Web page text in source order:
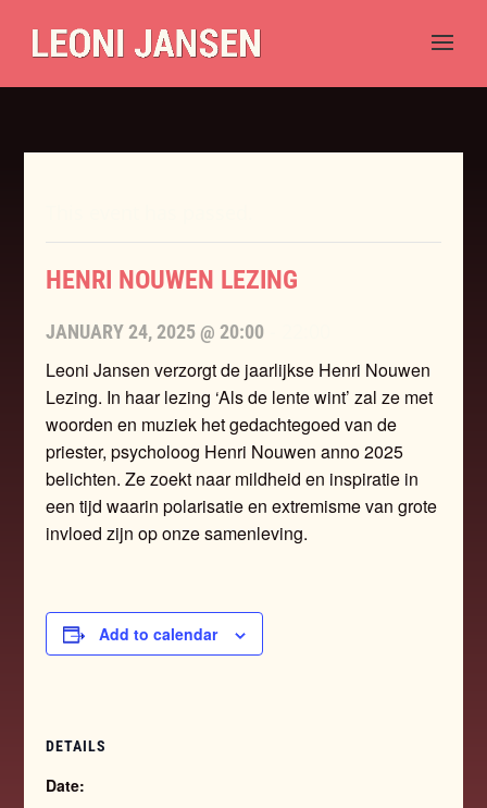
HENRI NOUWEN LEZING
JANUARY 24, 2025 @ 20:00
Leoni Jansen verzorgt de jaarlijkse Henri Nouwen
Lezing. In haar lezing ‘Als de lente wint’ zal ze met
woorden en muziek het gedachtegoed van de
priester, psycholoog Henri Nouwen anno 2025
belichten. Ze zoekt naar mildheid en inspiratie in
een tijd waarin polarisatie en extremisme van grote
invloed zijn op onze samenleving.
Add to calendar
DETAILS
Date: